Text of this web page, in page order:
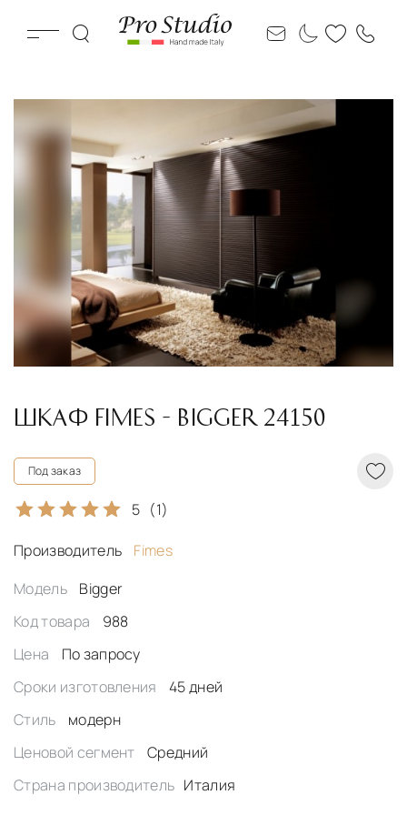
ШКАФ FIMES - BIGGER 24150
Под заказ
5 (1)
Производитель
Fimes
Модель
Bigger
Код товара
988
Цена
По запросу
Сроки изготовления
45 дней
Стиль
модерн
Ценовой сегмент
Средний
Страна производитель Италия